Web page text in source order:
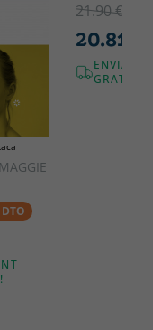
21.90 €
20.81 €
GRATUÏT!